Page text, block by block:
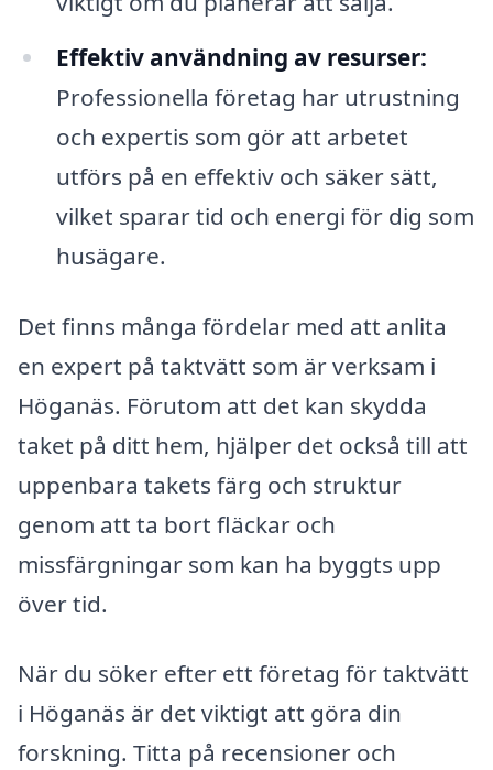
Effektiv användning av resurser:
Professionella företag har utrustning
och expertis som gör att arbetet
utförs på en effektiv och säker sätt,
vilket sparar tid och energi för dig som
husägare.
Det finns många fördelar med att anlita
en expert på taktvätt som är verksam i
Höganäs. Förutom att det kan skydda
taket på ditt hem, hjälper det också till att
uppenbara takets färg och struktur
genom att ta bort fläckar och
missfärgningar som kan ha byggts upp
över tid.
När du söker efter ett företag för taktvätt
i Höganäs är det viktigt att göra din
forskning. Titta på recensioner och